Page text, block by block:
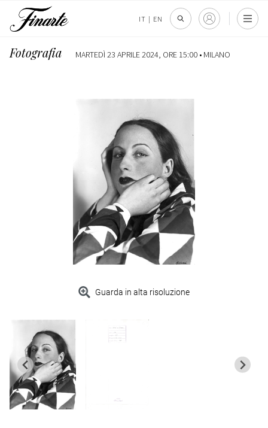
IT | EN
Fotografia MARTEDÌ 23 APRILE 2024, ORE 15:00 • MILANO
Guarda in alta risoluzione